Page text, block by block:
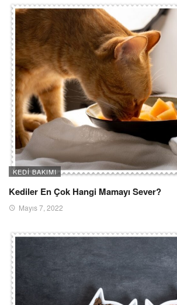
KEDI BAKIMI
Kediler En Çok Hangi Mamayı Sever?
Mayıs 7, 2022